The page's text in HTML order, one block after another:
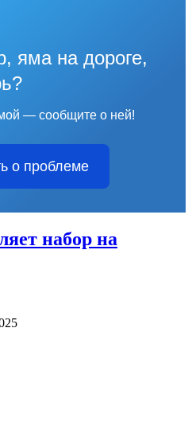
яма на дороге,
— сообщите о ней!
о проблеме
набор на